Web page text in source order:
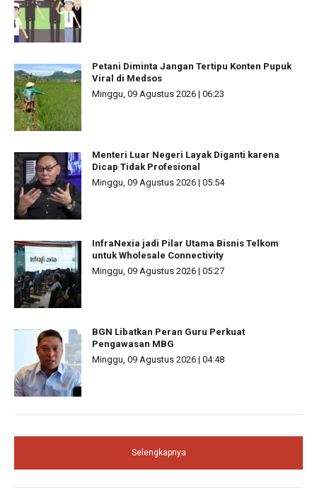
Petani Diminta Jangan Tertipu Konten Pupuk
Viral di Medsos
Minggu, 09 Agustus 2026 | 06:23
Menteri Luar Negeri Layak Diganti karena
Dicap Tidak Profesional
Minggu, 09 Agustus 2026 | 05:54
InfraNexia jadi Pilar Utama Bisnis Telkom
untuk Wholesale Connectivity
Minggu, 09 Agustus 2026 | 05:27
BGN Libatkan Peran Guru Perkuat
Pengawasan MBG
Minggu, 09 Agustus 2026 | 04:48
Selengkapnya